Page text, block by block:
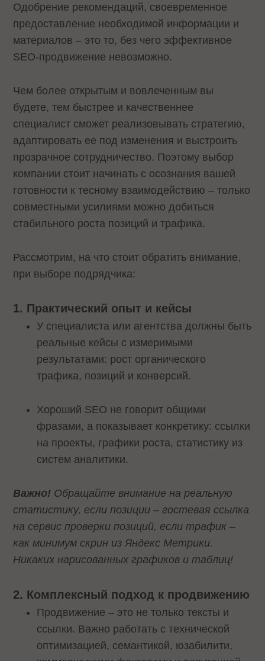
Одобрение рекомендаций, своевременное
предоставление необходимой информации и
материалов – это то, без чего эффективное
SEO-продвижение невозможно.
Чем более открытым и вовлеченным вы
будете, тем быстрее и качественнее
специалист сможет реализовывать стратегию,
адаптировать ее под изменения и выстроить
прозрачное сотрудничество. Поэтому выбор
компании стоит начинать с осознания вашей
готовности к тесному взаимодействию – только
совместными усилиями можно добиться
стабильного роста позиций и трафика.
Рассмотрим, на что стоит обратить внимание,
при выборе подрядчика:
1. Практический опыт и кейсы
У специалиста или агентства должны быть
реальные кейсы с измеримыми
результатами: рост органического
трафика, позиций и конверсий.
Хороший SEO не говорит общими
фразами, а показывает конкретику: ссылки
на проекты, графики роста, статистику из
систем аналитики.
Важно! Обращайте внимание на реальную
статистику, если позиции – гостевая ссылка
на сервис проверки позиций, если трафик –
как минимум скрин из Яндекс Метрики.
Никаких нарисованных графиков и таблиц!
2. Комплексный подход к продвижению
Продвижение – это не только тексты и
ссылки. Важно работать с технической
оптимизацией, семантикой, юзабилити,